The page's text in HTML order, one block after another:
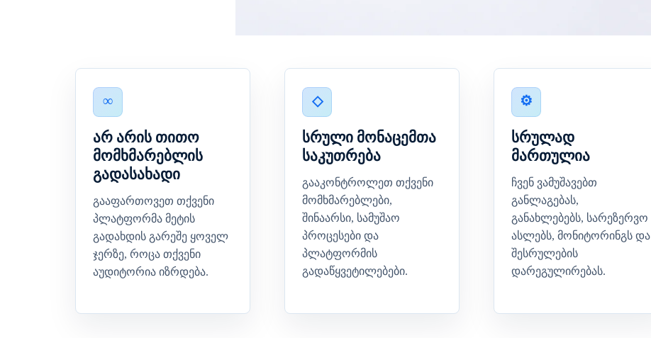
არ არის თითო
მომხმარებლის
გადასახადი
გააფართოვეთ თქვენი
პლატფორმა მეტის
გადახდის გარეშე ყოველ
ჯერზე, როცა თქვენი
აუდიტორია იზრდება.
სრული მონაცემთა
საკუთრება
გააკონტროლეთ თქვენი
მომხმარებლები,
შინაარსი, სამუშაო
პროცესები და
პლატფორმის
გადაწყვეტილებები.
სრულად
მართულია
ჩვენ ვამუშავებთ
განლაგებას,
განახლებებს, სარეზერვო
ასლებს, მონიტორინგს და
შესრულების
დარეგულირებას.